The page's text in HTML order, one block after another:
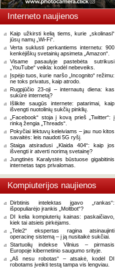
Interneto naujienos
Kaip užkirsti kelią tiems, kurie „skolinasi“
jūsų namų „Wi-Fi“.
Verta suklusti perkantiems internetu: 900
kenkėjiškų svetainių apsimeta „Amazon“.
Visame pasaulyje pastebėta sutrikusi
„YouTube“ veikla: kodėl nebeveiks.
Įspėjo tuos, kurie naršo „Incognito“ režimu:
ne toks privatus, kaip atrodo.
Rugpjūčio 23-oji – internautų diena: kas
sukūrė internetą?
Išlikite saugūs internete: patarimai, kaip
išvengti nuotolinių sukčių pinklių.
„Facebook“ stoja į kovą prieš „Twitter“: į
rinką žengia „Threads“.
Pokyčiai lėktuvų keleiviams – jau nuo kitos
savaitės: leis naudoti 5G ryšį.
Staiga atsiradusi „Klaida 404“: kaip jos
išvengti ir atverti norimą svetainę?
Jungtinės Karalystės būstuose gigabitinis
internetas taps privalomas.
Kompiuterijos naujienos
Dirbtinis intelektas įgavo „rankas“:
išpopuliarėjo įrankis „Moltbot“?
DI kelia kompiuterių kainas: paskaičiavo,
kiek tai atsieis pirkėjams.
„Tele2“ ekspertas ragina atsinaujinti
operacinę sistemą – į ją nusitaikė sukčiai.
Startuolių indekse Vilnius – pirmasis
Europoje kibernetinio saugumo srityje.
„Aš nesu robotas“ – atsakė, kodėl DI
robotams įveikti testą tampa vis lengviau.